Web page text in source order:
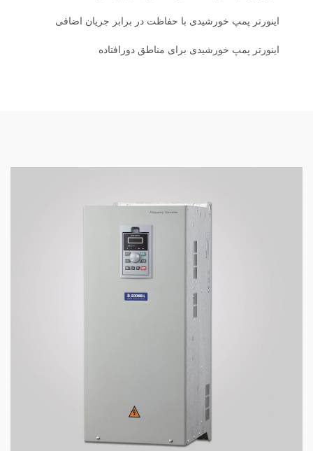
اینورتر پمپ خورشیدی با حفاظت در برابر جریان اضافی
اینورتر پمپ خورشیدی برای مناطق دورافتاده